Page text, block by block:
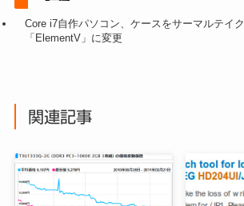
Core i7自作パソコン、ケースをサーマルテイク
「ElementV」に変更
関連記事